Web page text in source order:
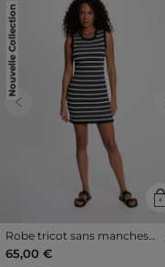
Nouvelle Collection
Previous
Robe tricot sans manches
bleu marine femme
65,00 €